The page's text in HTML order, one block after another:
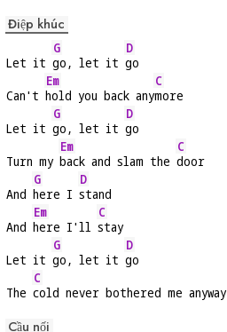
Điệp khúc
Let it
G
go, let it
D
go
Can't
Em
hold you back any
C
more
Let it
G
go, let it
D
go
Turn my
Em
back and slam the
C
door
And
G
here I
D
stand
And
Em
here I'll
C
stay
Let it
G
go, let it
D
go
The
C
cold never bothered me anyway
Cầu nối